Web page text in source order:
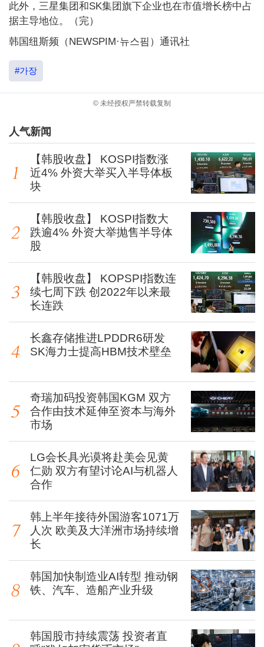
此外，三星集团和SK集团旗下企业也在市值增长榜中占
据主导地位。（完）
韩国纽斯频（NEWSPIM·뉴스핌）通讯社
#가장
© 未经授权严禁转载复制
人气新闻
【韩股收盘】 KOSPI指数涨
近4% 外资大举买入半导体板
块
【韩股收盘】 KOSPI指数大
跌逾4% 外资大举抛售半导体
股
【韩股收盘】 KOPSPI指数连
续七周下跌 创2022年以来最
长连跌
长鑫存储推进LPDDR6研发
SK海力士提高HBM技术壁垒
奇瑞加码投资韩国KGM 双方
合作由技术延伸至资本与海外
市场
LG会长具光谟将赴美会见黄
仁勋 双方有望讨论AI与机器人
合作
韩上半年接待外国游客1071万
人次 欧美及大洋洲市场持续增
长
韩国加快制造业AI转型 推动钢
铁、汽车、造船产业升级
韩国股市持续震荡 投资者直